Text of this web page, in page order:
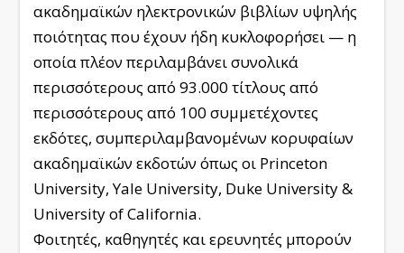
ακαδημαϊκών ηλεκτρονικών βιβλίων υψηλής
ποιότητας που έχουν ήδη κυκλοφορήσει — η
οποία πλέον περιλαμβάνει συνολικά
περισσότερους από 93.000 τίτλους από
περισσότερους από 100 συμμετέχοντες
εκδότες, συμπεριλαμβανομένων κορυφαίων
ακαδημαϊκών εκδοτών όπως οι Princeton
University, Yale University, Duke University &
University of California.
Φοιτητές, καθηγητές και ερευνητές μπορούν